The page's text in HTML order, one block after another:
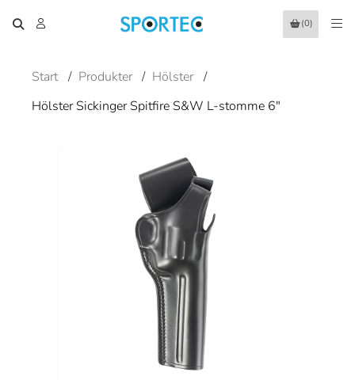
(0)
Start / Produkter / Hölster /
Hölster Sickinger Spitfire S&W L-stomme 6"